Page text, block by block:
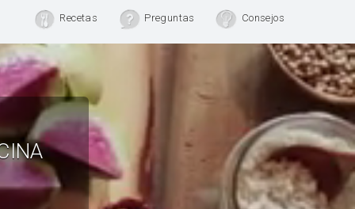
Recetas Preguntas Consejos